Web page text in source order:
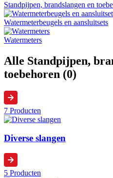
Standpijpen, brandslangen en
Watermeterbeugels en aansluitsets
Watermeters
Alle Standpijpen,
toebehoren (0)
7 Producten
Diverse slangen
5 Producten